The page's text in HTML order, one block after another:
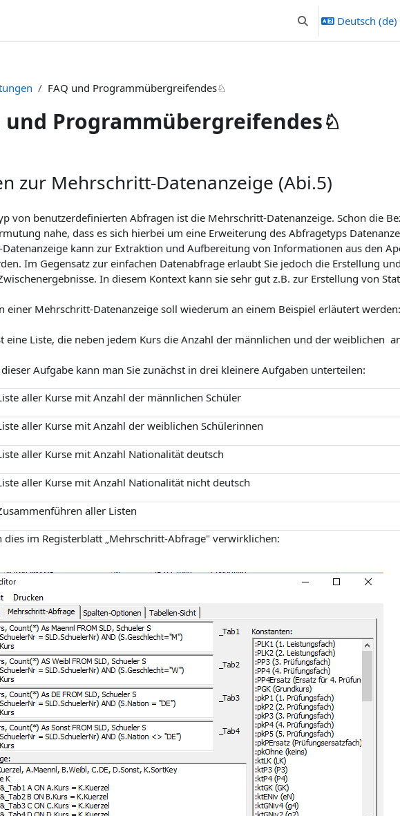
SucheingabeDeutsch ‎(de)‎
FAQ und Programmübergreifendes♘
und Programmübergreifendes♘
zur Mehrschritt-Datenanzeige (Abi.5)
von benutzerdefinierten Abfragen ist die Mehrschritt-Datenanzeige. Schon die
nahe, dass es sich hierbei um eine Erweiterung des Abfragetyps
kann zur Extraktion und Aufbereitung von Informationen aus den
Im Gegensatz zur einfachen Datenabfrage erlaubt Sie jedoch die Erstellung
In diesem Kontext kann sie sehr gut z.B. zur Erstellung von
einer Mehrschritt-Datenanzeige soll wiederum an einem Beispiel erläutert werden:
eine Liste, die neben jedem Kurs die Anzahl der männlichen und der weiblichen
Aufgabe kann man Sie zunächst in drei kleinere Aufgaben unterteilen:
aller Kurse mit Anzahl der männlichen Schüler
aller Kurse mit Anzahl der weiblichen Schülerinnen
aller Kurse mit Anzahl Nationalität deutsch
aller Kurse mit Anzahl Nationalität nicht deutsch
aller Listen
dies im Registerblatt „Mehrschritt-Abfrage" verwirklichen: